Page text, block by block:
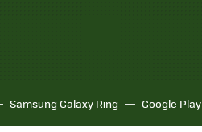
Samsung Galaxy Ring Google Play